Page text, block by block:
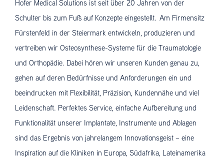
Hofer Medical Solutions ist seit über 20 Jahren von der
Schulter bis zum Fuß auf Konzepte eingestellt. Am Firmensitz
Fürstenfeld in der Steiermark entwickeln, produzieren und
vertreiben wir Osteosynthese-Systeme für die Traumatologie
und Orthopädie. Dabei hören wir unseren Kunden genau zu,
gehen auf deren Bedürfnisse und Anforderungen ein und
beeindrucken mit Flexibilität, Präzision, Kundennähe und viel
Leidenschaft. Perfektes Service, einfache Aufbereitung und
Funktionalität unserer Implantate, Instrumente und Ablagen
sind das Ergebnis von jahrelangem Innovationsgeist – eine
Inspiration auf die Kliniken in Europa, Südafrika, Lateinamerika